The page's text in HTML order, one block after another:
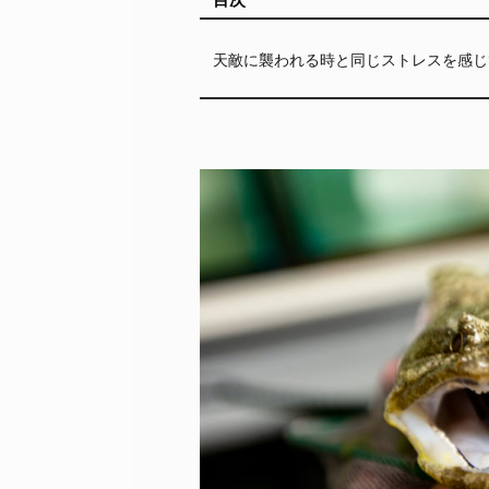
天敵に襲われる時と同じストレスを感